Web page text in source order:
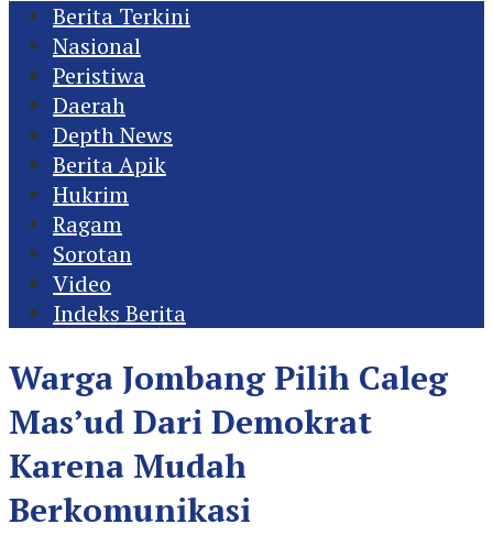
Berita Terkini
Nasional
Peristiwa
Daerah
Depth News
Berita Apik
Hukrim
Ragam
Sorotan
Video
Indeks Berita
Warga Jombang Pilih Caleg
Mas’ud Dari Demokrat
Karena Mudah
Berkomunikasi